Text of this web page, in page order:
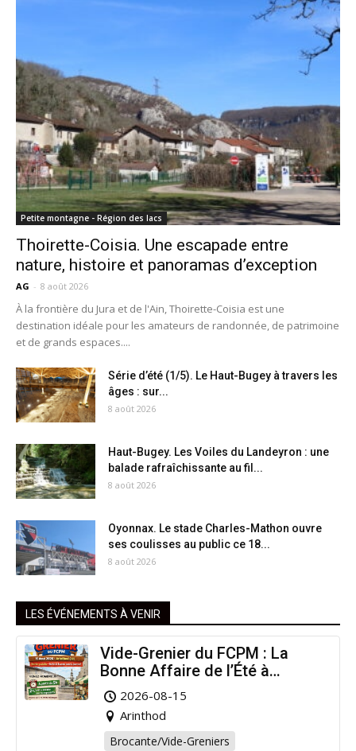
Petite montagne - Région des lacs
Thoirette-Coisia. Une escapade entre
nature, histoire et panoramas d’exception
AG - 8 août 2026
À la frontière du Jura et de l'Ain, Thoirette-Coisia est une
destination idéale pour les amateurs de randonnée, de patrimoine
et de grands espaces....
Série d’été (1/5). Le Haut-Bugey à travers les
âges : sur...
8 août 2026
Haut-Bugey. Les Voiles du Landeyron : une
balade rafraîchissante au fil...
8 août 2026
Oyonnax. Le stade Charles-Mathon ouvre
ses coulisses au public ce 18...
8 août 2026
LES ÉVÉNEMENTS À VENIR
Vide-Grenier du FCPM : La
Bonne Affaire de l’Été à
Arinthod !
2026-08-15
Arinthod
Brocante/Vide-Greniers